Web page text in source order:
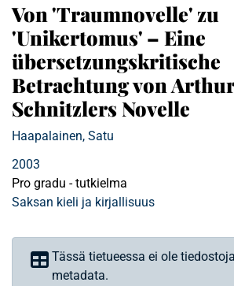
Von 'Traumnovelle' zu
'Unikertomus' – Eine
übersetzungskritische
Betrachtung von Arthur
Schnitzlers Novelle
Haapalainen, Satu
2003
Pro gradu - tutkielma
Saksan kieli ja kirjallisuus
Tässä tietueessa ei ole
metadata.